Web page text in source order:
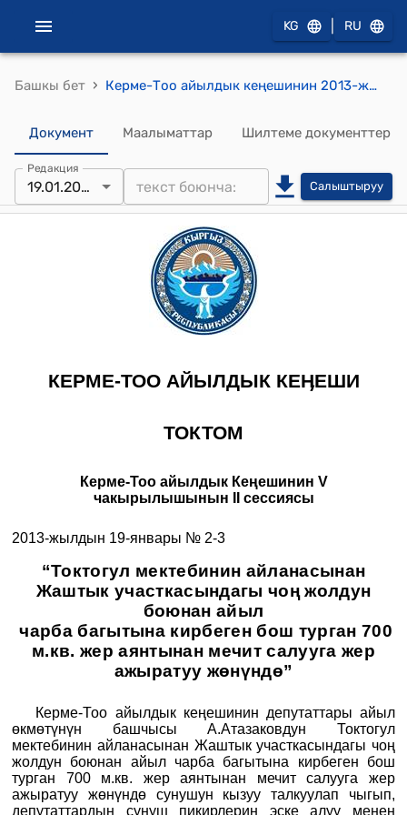
KG RU
Башкы бет › Керме-Тоо айылдык кеңешинин 2013-жылдын 19-январындагы № 2-3 “Токтогул мектебинин айланасынан Жаштык участкасындагы чоң жолдун боюнан айыл чарба багытына кирбеген бош турган 700 м.кв. жер аянтынан мечит салууга жер ажыратуу жөнүндө” токтому
Документ Маалыматтар Шилтеме документтер
Редакция
19.01.2013 Салыштыруу